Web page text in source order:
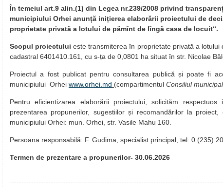
În temeiul art.9 alin.(1) din Legea nr.239/2008 privind
municipiului Orhei anunță inițierea elaborării proiectului de
proprietate privată a lotului de pămînt de lîngă casa de locuit“.
Scopul proiectului este transmiterea în proprietate privată a
cadastral 6401410.161, cu s-ța de 0,0801 ha situat în str. Nicolae
Proiectul a fost publicat pentru consultarea publică și poate fi
municipiului Orhei www.orhei.md (compartimentul Consiliul municipal
Pentru eficientizarea elaborării proiectului, solicităm
prezentarea propunerilor, sugestiilor și recomandărilor la
municipiului Orhei: mun. Orhei, str. Vasile Mahu 160.
Persoana responsabilă: F. Gudima, specialist principal, tel: 0 (235)
Termen de prezentare a propunerilor- 30.06.2026